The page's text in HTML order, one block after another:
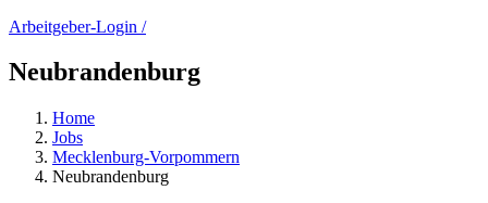
Arbeitgeber-Login /
Neubrandenburg
Home
Jobs
Mecklenburg-Vorpommern
Neubrandenburg